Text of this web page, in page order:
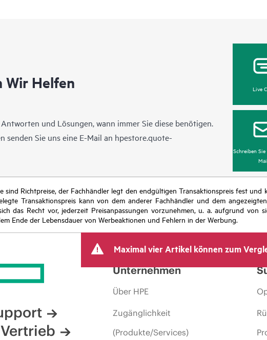
Wir Helfen
und Lösungen, wann immer Sie diese benötigen.
senden Sie uns eine E-Mail an hpestore.quote-
Live
Schreiben
sind Richtpreise, der Fachhändler legt den endgültigen Transaktionspreis fest
Transaktionspreis kann von dem anderer Fachhändler und dem
das Recht vor, jederzeit Preisanpassungen vorzunehmen, u. a. aufgrund
Ende der Lebensdauer von Werbeaktionen und Fehlern in der Werbung.
Maximal vier Artikel können zum
Unternehmen
Über HPE
Zugänglichkeit
(Produkte/Services)